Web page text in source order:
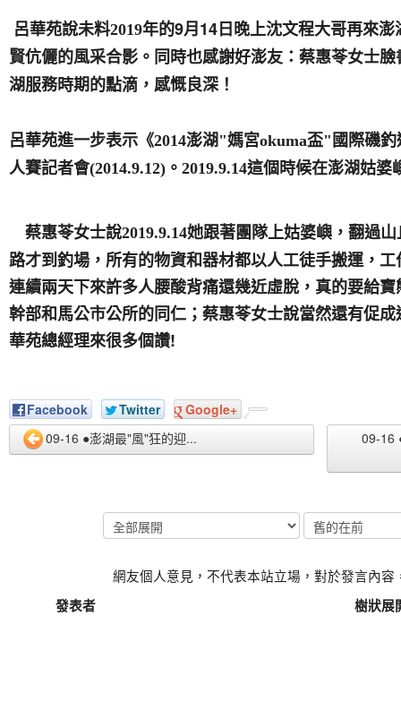
呂華苑說未料2019年的9月14日晚上沈文程大哥再來
賢伉儷的風采合影。同時也感謝好澎友：蔡惠苓女士
湖服務時期的點滴，感慨良深！
呂華苑進一步表示《2014澎湖"媽宮okuma盃"國際磯
人賽記者會(2014.9.12)。2019.9.14這個時候在澎湖姑
蔡惠苓女士說2019.9.14她跟著團隊上姑婆嶼，翻過
路才到釣場，所有的物資和器材都以人工徒手搬運，
連續兩天下來許多人腰酸背痛還幾近虛脫，真的要給
幹部和馬公市公所的同仁；蔡惠苓女士說當然還有促
華苑總經理來很多個讚!
Facebook Twitter
Google+
09-16 ●澎湖最"風"狂的迎...
09-16
網友個人意見，不代表本站立場，對於發言內容
發表者
樹狀展